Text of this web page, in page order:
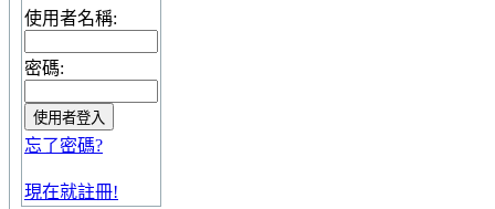
使用者名稱:
密碼:
忘了密碼?
現在就註冊!